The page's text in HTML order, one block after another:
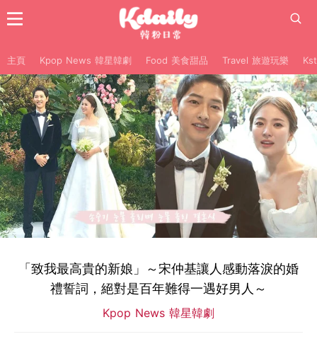
主頁 Kpop News 韓星韓劇 Food 美食甜品 Travel 旅遊玩樂
「致我最高貴的新娘」～宋仲基讓人感動落淚的婚
禮誓詞，絕對是百年難得一遇好男人～
Kpop News 韓星韓劇